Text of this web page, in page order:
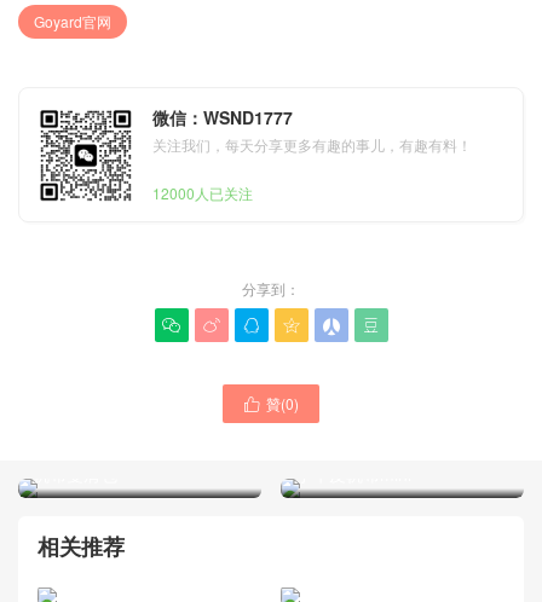
Goyard官网
微信：WSND1777
关注我们，每天分享更多有趣的事儿，有趣有料！
12000人已关注
分享到：
     
 贊(0)
Goyard女包官網價格及圖片
Goyard女包官方旗艦店
相关推荐